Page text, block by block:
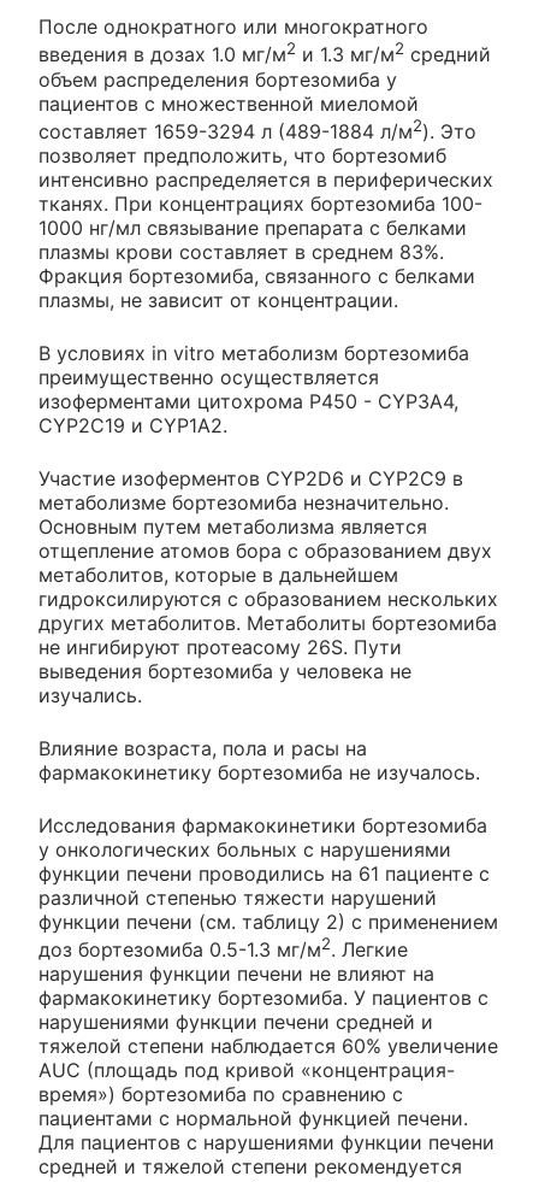
После однократного или многократного
введения в дозах 1.0 мг/м2 и 1.3 мг/м2 средний
объем распределения бортезомиба у
пациентов с множественной миеломой
составляет 1659-3294 л (489-1884 л/м2). Это
позволяет предположить, что бортезомиб
интенсивно распределяется в периферических
тканях. При концентрациях бортезомиба 100-
1000 нг/мл связывание препарата с белками
плазмы крови составляет в среднем 83%.
Фракция бортезомиба, связанного с белками
плазмы, не зависит от концентрации.
В условиях in vitro метаболизм бортезомиба
преимущественно осуществляется
изоферментами цитохрома P450 - CYP3A4,
CYP2C19 и CYP1A2.
Участие изоферментов CYP2D6 и CYP2C9 в
метаболизме бортезомиба незначительно.
Основным путем метаболизма является
отщепление атомов бора с образованием двух
метаболитов, которые в дальнейшем
гидроксилируются с образованием нескольких
других метаболитов. Метаболиты бортезомиба
не ингибируют протеасому 26S. Пути
выведения бортезомиба у человека не
изучались.
Влияние возраста, пола и расы на
фармакокинетику бортезомиба не изучалось.
Исследования фармакокинетики бортезомиба
у онкологических больных с нарушениями
функции печени проводились на 61 пациенте с
различной степенью тяжести нарушений
функции печени (см. таблицу 2) с применением
доз бортезомиба 0.5-1.3 мг/м2. Легкие
нарушения функции печени не влияют на
фармакокинетику бортезомиба. У пациентов с
нарушениями функции печени средней и
тяжелой степени наблюдается 60% увеличение
AUC (площадь под кривой «концентрация-
время») бортезомиба по сравнению с
пациентами с нормальной функцией печени.
Для пациентов с нарушениями функции печени
средней и тяжелой степени рекомендуется